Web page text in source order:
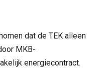
dat de TEK alleen
MKB-
energiecontract.